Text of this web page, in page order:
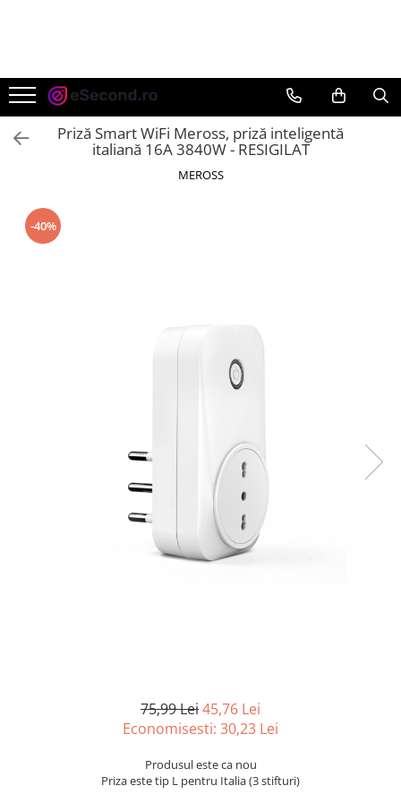
Auto Moto
Accesorii Auto
Anvelope & Jante
Electronice Auto
Intretinere & Cosmetica auto
Kit-uri automatizari porti si usi
Scule electrice si unelte
Sisteme Incalzire
Priză Smart WiFi Meross, priză inteligentă
italiană 16A 3840W - RESIGILAT
MEROSS
-40%
75,99 Lei45,76 Lei
Economisesti: 30,23 Lei
Produsul este ca nou
Priza este tip L pentru Italia (3 stifturi)